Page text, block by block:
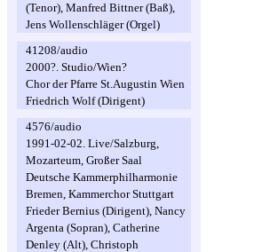
(Tenor), Manfred Bittner (Baß),
Jens Wollenschläger (Orgel)
41208/audio
2000?. Studio/Wien?
Chor der Pfarre St.Augustin Wien
Friedrich Wolf (Dirigent)
4576/audio
1991-02-02. Live/Salzburg,
Mozarteum, Großer Saal
Deutsche Kammerphilharmonie
Bremen, Kammerchor Stuttgart
Frieder Bernius (Dirigent), Nancy
Argenta (Sopran), Catherine
Denley (Alt), Christoph